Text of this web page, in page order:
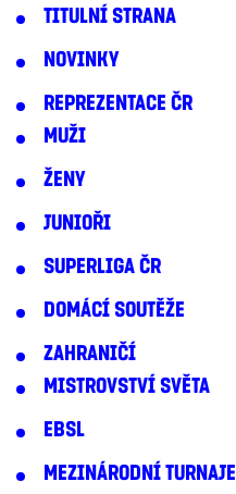
TITULNÍ STRANA
NOVINKY
REPREZENTACE ČR
MUŽI
ŽENY
JUNIOŘI
SUPERLIGA ČR
DOMÁCÍ SOUTĚŽE
ZAHRANIČÍ
MISTROVSTVÍ SVĚTA
EBSL
MEZINÁRODNÍ TURNAJE